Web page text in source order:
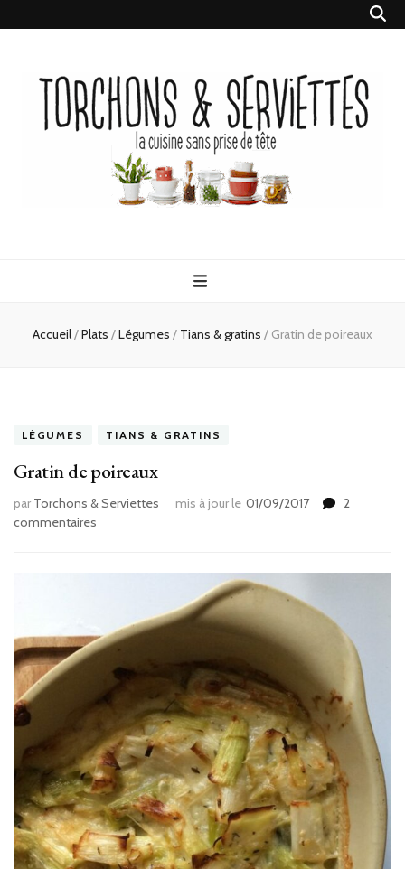
Serviettes
Accueil/Plats /Légumes / Tians & gratins / Gratin de poireaux
LÉGUMES TIANS & GRATINS
Gratin de poireaux
par Torchons & Serviettes mis à jour le 01/09/2017
2
commentaires
poireaux